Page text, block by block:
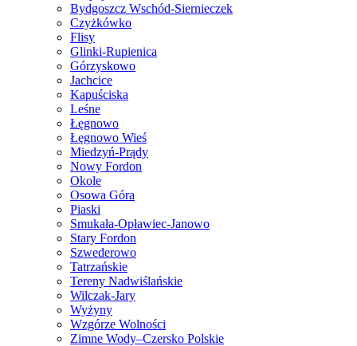
Bydgoszcz Wschód-Siernieczek
Czyżkówko
Flisy
Glinki-Rupienica
Górzyskowo
Jachcice
Kapuściska
Leśne
Łęgnowo
Łęgnowo Wieś
Miedzyń-Prądy
Nowy Fordon
Okole
Osowa Góra
Piaski
Smukała-Opławiec-Janowo
Stary Fordon
Szwederowo
Tatrzańskie
Tereny Nadwiślańskie
Wilczak-Jary
Wyżyny
Wzgórze Wolności
Zimne Wody–Czersko Polskie